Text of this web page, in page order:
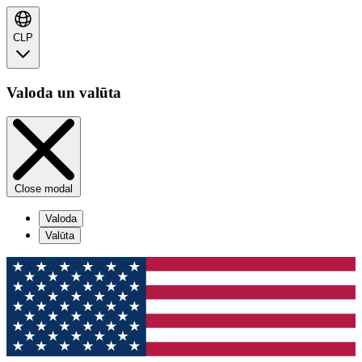
CLP
Valoda un valūta
Close modal
Valoda
Valūta